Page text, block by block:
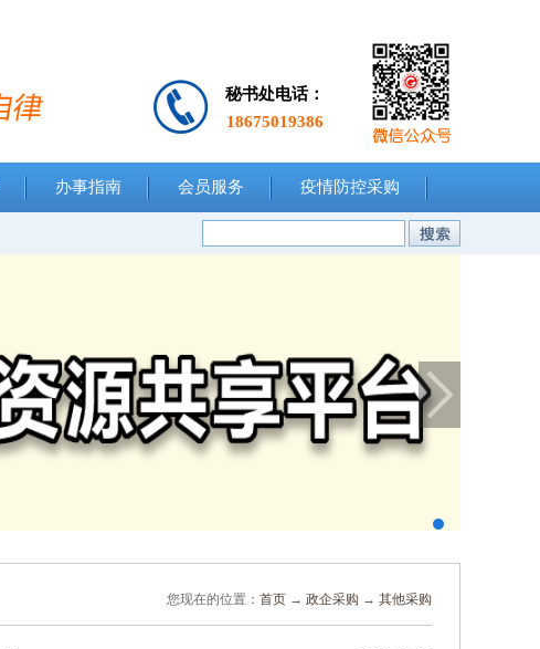
秘书处电话：
18675019386
办事指南 会员服务 疫情防控采购
您现在的位置： 首页 → 政企采购 → 其他采购